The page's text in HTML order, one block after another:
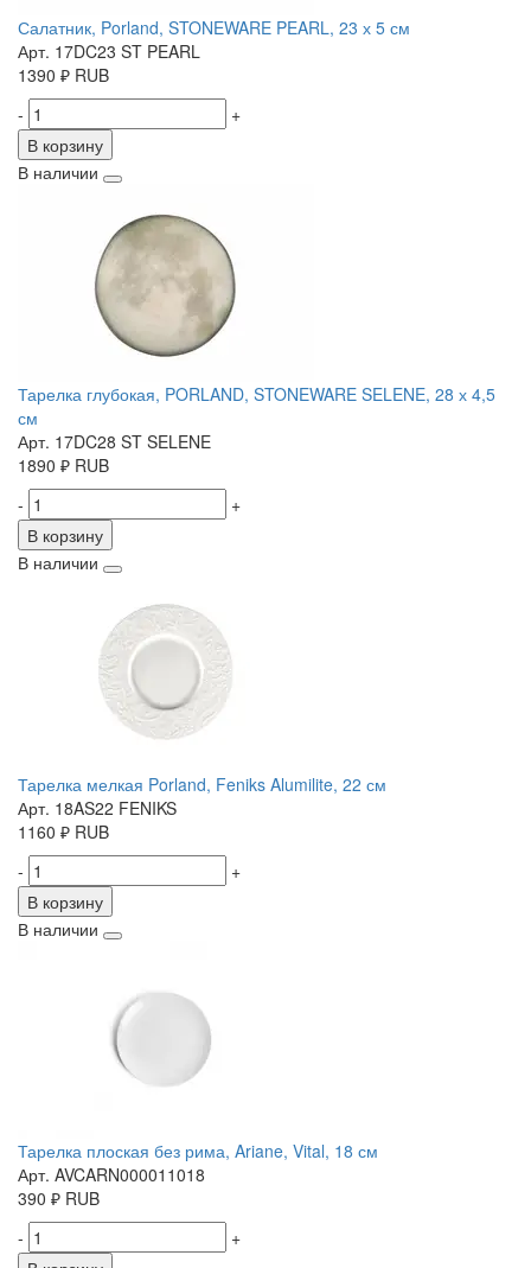
Салатник, Porland, STONEWARE PEARL, 23 х 5 см
Арт. 17DC23 ST PEARL
1390 ₽ RUB
-
+
В корзину
В наличии
Тарелка глубокая, PORLAND, STONEWARE SELENE, 28 х 4,5
см
Арт. 17DC28 ST SELENE
1890 ₽ RUB
-
+
В корзину
В наличии
Тарелка мелкая Porland, Feniks Alumilite, 22 см
Арт. 18AS22 FENIKS
1160 ₽ RUB
-
+
В корзину
В наличии
Тарелка плоская без рима, Ariane, Vital, 18 см
Арт. AVCARN000011018
390 ₽ RUB
-
+